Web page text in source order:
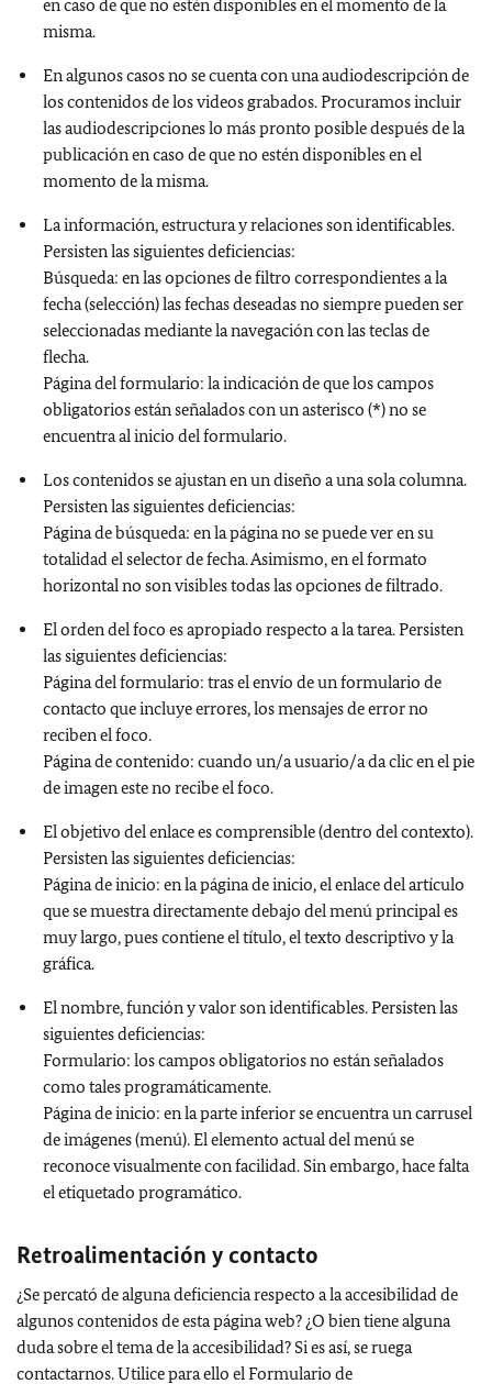
en caso de que no estén disponibles en el momento de la
misma.
En algunos casos no se cuenta con una audiodescripción de
los contenidos de los videos grabados. Procuramos incluir
las audiodescripciones lo más pronto posible después de la
publicación en caso de que no estén disponibles en el
momento de la misma.
La información, estructura y relaciones son identificables.
Persisten las siguientes deficiencias:
Búsqueda: en las opciones de filtro correspondientes a la
fecha (selección) las fechas deseadas no siempre pueden ser
seleccionadas mediante la navegación con las teclas de
flecha.
Página del formulario: la indicación de que los campos
obligatorios están señalados con un asterisco (*) no se
encuentra al inicio del formulario.
Los contenidos se ajustan en un diseño a una sola columna.
Persisten las siguientes deficiencias:
Página de búsqueda: en la página no se puede ver en su
totalidad el selector de fecha. Asimismo, en el formato
horizontal no son visibles todas las opciones de filtrado.
El orden del foco es apropiado respecto a la tarea. Persisten
las siguientes deficiencias:
Página del formulario: tras el envío de un formulario de
contacto que incluye errores, los mensajes de error no
reciben el foco.
Página de contenido: cuando un/a usuario/a da clic en el pie
de imagen este no recibe el foco.
El objetivo del enlace es comprensible (dentro del contexto).
Persisten las siguientes deficiencias:
Página de inicio: en la página de inicio, el enlace del artículo
que se muestra directamente debajo del menú principal es
muy largo, pues contiene el título, el texto descriptivo y la
gráfica.
El nombre, función y valor son identificables. Persisten las
siguientes deficiencias:
Formulario: los campos obligatorios no están señalados
como tales programáticamente.
Página de inicio: en la parte inferior se encuentra un carrusel
de imágenes (menú). El elemento actual del menú se
reconoce visualmente con facilidad. Sin embargo, hace falta
el etiquetado programático.
Retroalimentación y contacto
¿Se percató de alguna deficiencia respecto a la accesibilidad de
algunos contenidos de esta página web? ¿O bien tiene alguna
duda sobre el tema de la accesibilidad? Si es así, se ruega
contactarnos.Utilice para ello el Formulario de